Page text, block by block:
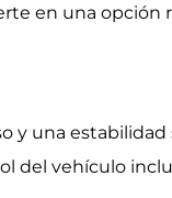
en una opción
y una
del vehículo